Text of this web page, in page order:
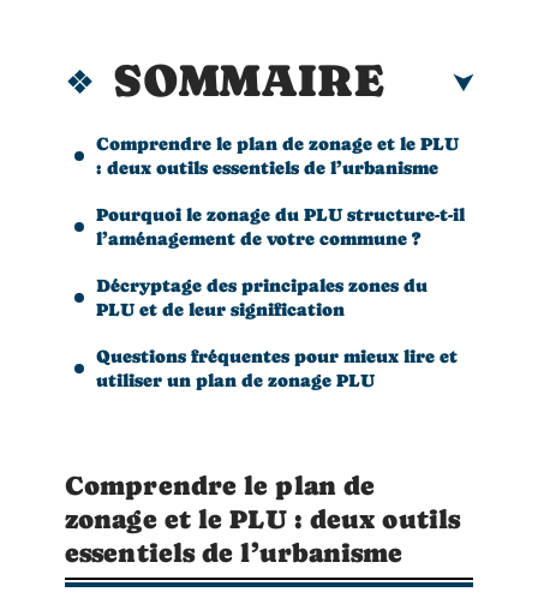
SOMMAIRE
Comprendre le plan de zonage et le PLU
: deux outils essentiels de l’urbanisme
Pourquoi le zonage du PLU structure-t-il
l’aménagement de votre commune ?
Décryptage des principales zones du
PLU et de leur signification
Questions fréquentes pour mieux lire et
utiliser un plan de zonage PLU
Comprendre le plan de
zonage et le PLU : deux outils
essentiels de l’urbanisme